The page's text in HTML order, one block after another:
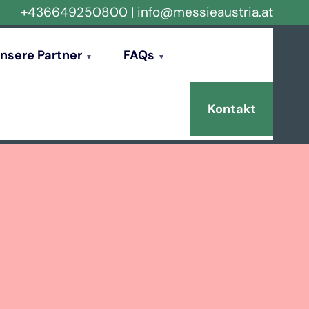
+436649250800 | info@messieaustria.at
Partner FAQs
Kontakt